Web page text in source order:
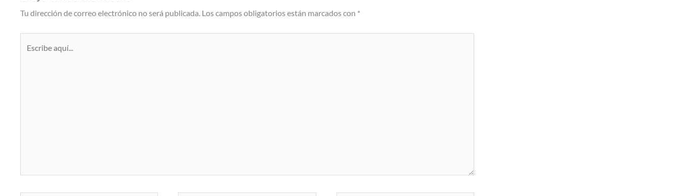
Tu dirección de correo electrónico no será publicada. Los campos obligatorios están marcados con *